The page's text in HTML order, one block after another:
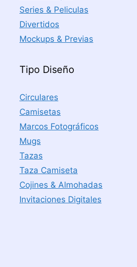
Series & Peliculas
Divertidos
Mockups & Previas
Tipo Diseño
Circulares
Camisetas
Marcos Fotográficos
Mugs
Tazas
Taza Camiseta
Cojines & Almohadas
Invitaciones Digitales